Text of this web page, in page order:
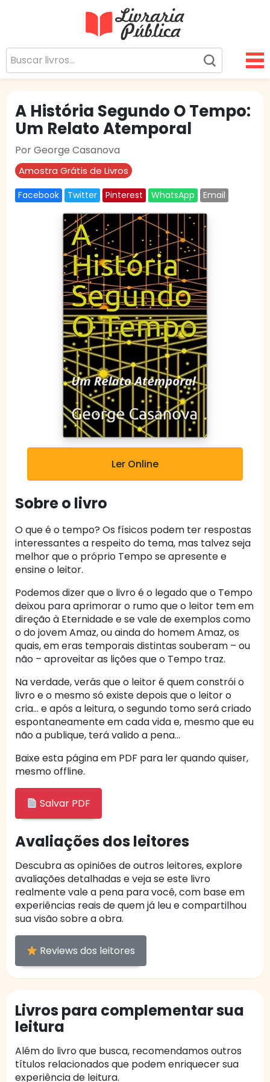
Sua Biblioteca Virtual Gratuita
A História Segundo O Tempo:
Um Relato Atemporal
Por George Casanova
Amostra Grátis de Livros
Facebook Twitter Pinterest WhatsApp Email
Ler Online
Sobre o livro
O que é o tempo? Os físicos podem ter respostas
interessantes a respeito do tema, mas talvez seja
melhor que o próprio Tempo se apresente e
ensine o leitor.
Podemos dizer que o livro é o legado que o Tempo
deixou para aprimorar o rumo que o leitor tem em
direção à Eternidade e se vale de exemplos como
o do jovem Amaz, ou ainda do homem Amaz, os
quais, em eras temporais distintas souberam – ou
não – aproveitar as lições que o Tempo traz.
Na verdade, verás que o leitor é quem constrói o
livro e o mesmo só existe depois que o leitor o
cria… e após a leitura, o segundo tomo será criado
espontaneamente em cada vida e, mesmo que eu
não a publique, terá valido a pena…
Baixe esta página em PDF para ler quando quiser,
mesmo offline.
Salvar PDF
Avaliações dos leitores
Descubra as opiniões de outros leitores, explore
avaliações detalhadas e veja se este livro
realmente vale a pena para você, com base em
experiências reais de quem já leu e compartilhou
sua visão sobre a obra.
Reviews dos leitores
Livros para complementar sua
leitura
Além do livro que busca, recomendamos outros
títulos relacionados que podem enriquecer sua
experiência de leitura.